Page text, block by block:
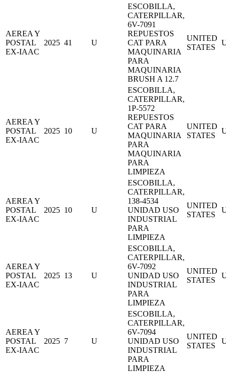
AEREA Y
POSTAL
EX-IAAC
2025 41 U
ESCOBILLA,
CATERPILLAR,
6V-7091
REPUESTOS
CAT PARA
MAQUINARIA
PARA
MAQUINARIA
BRUSH A 12.7
UNITED
STATES
AEREA Y
POSTAL
EX-IAAC
2025 10 U
ESCOBILLA,
CATERPILLAR,
1P-5572
REPUESTOS
CAT PARA
MAQUINARIA
PARA
MAQUINARIA
PARA
LIMPIEZA
UNITED
STATES
AEREA Y
POSTAL
EX-IAAC
2025 10 U
ESCOBILLA,
CATERPILLAR,
138-4534
UNIDAD USO
INDUSTRIAL
PARA
LIMPIEZA
UNITED
STATES
AEREA Y
POSTAL
EX-IAAC
2025 13 U
ESCOBILLA,
CATERPILLAR,
6V-7092
UNIDAD USO
INDUSTRIAL
PARA
LIMPIEZA
UNITED
STATES
AEREA Y
POSTAL
EX-IAAC
2025 7 U
ESCOBILLA,
CATERPILLAR,
6V-7094
UNIDAD USO
INDUSTRIAL
PARA
LIMPIEZA
UNITED
STATES